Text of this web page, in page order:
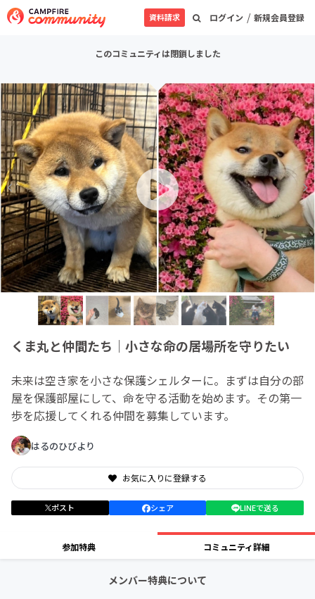
ログイン / 新規会員登録
資料請求
このコミュニティは閉鎖しました
くま丸と仲間たち｜小さな命の居場所を守りたい
未来は空き家を小さな保護シェルターに。まずは自分の部
屋を保護部屋にして、命を守る活動を始めます。その第一
歩を応援してくれる仲間を募集しています。
はるのひびより
お気に入りに登録する
ポスト シェア LINEで送る
参加特典 コミュニティ詳細
メンバー特典について